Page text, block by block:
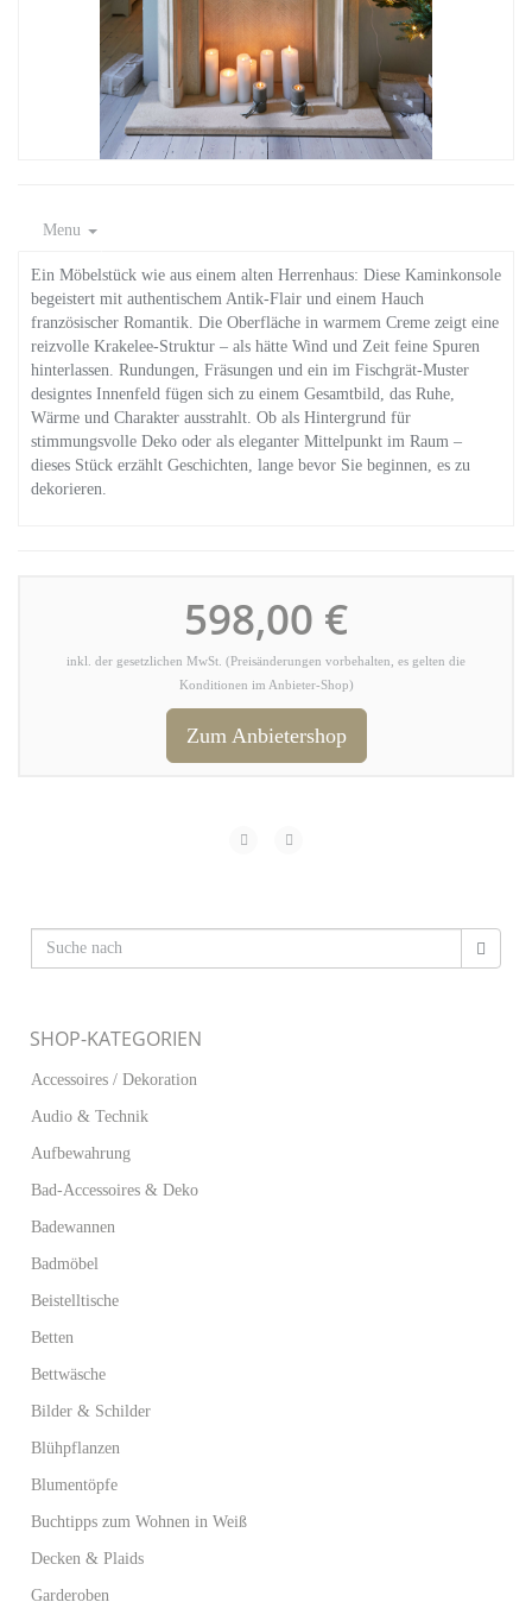
Menu
Ein Möbelstück wie aus einem alten Herrenhaus: Diese Kaminkonsole
begeistert mit authentischem Antik-Flair und einem Hauch
französischer Romantik. Die Oberfläche in warmem Creme zeigt eine
reizvolle Krakelee-Struktur – als hätte Wind und Zeit feine Spuren
hinterlassen. Rundungen, Fräsungen und ein im Fischgrät-Muster
designtes Innenfeld fügen sich zu einem Gesamtbild, das Ruhe,
Wärme und Charakter ausstrahlt. Ob als Hintergrund für
stimmungsvolle Deko oder als eleganter Mittelpunkt im Raum –
dieses Stück erzählt Geschichten, lange bevor Sie beginnen, es zu
dekorieren.
598,00 €
inkl. der gesetzlichen MwSt. (Preisänderungen vorbehalten, es gelten die
Konditionen im Anbieter-Shop)
Zum Anbietershop
SHOP-KATEGORIEN
Accessoires / Dekoration
Audio & Technik
Aufbewahrung
Bad-Accessoires & Deko
Badewannen
Badmöbel
Beistelltische
Betten
Bettwäsche
Bilder & Schilder
Blühpflanzen
Blumentöpfe
Buchtipps zum Wohnen in Weiß
Decken & Plaids
Garderoben